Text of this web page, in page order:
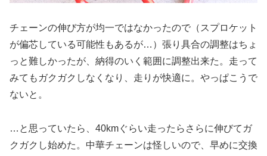
チェーンの伸び方が均一ではなかったので（スプロケット
が偏芯している可能性もあるが…）張り具合の調整はちょ
っと難しかったが、納得のいく範囲に調整出来た。走って
みてもガクガクしなくなり、走りが快適に。やっぱこうで
ないと。
…と思っていたら、40kmぐらい走ったらさらに伸びてガ
クガクし始めた。中華チェーンは怪しいので、早めに交換